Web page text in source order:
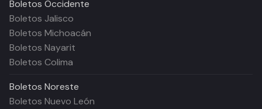
Boletos Occidente
Boletos Jalisco
Boletos Michoacán
Boletos Nayarit
Boletos Colima
Boletos Noreste
Boletos Nuevo León